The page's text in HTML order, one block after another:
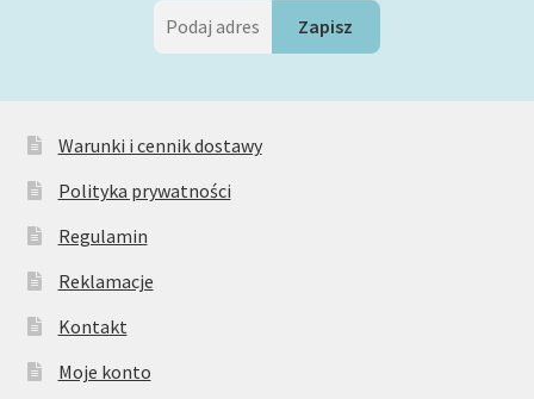
Warunki i cennik dostawy
Polityka prywatności
Regulamin
Reklamacje
Kontakt
Moje konto